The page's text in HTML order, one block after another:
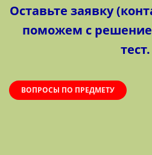
Оставьте заявку
поможем с
тест.
ВОПРОСЫ ПО ПРЕДМЕТУ